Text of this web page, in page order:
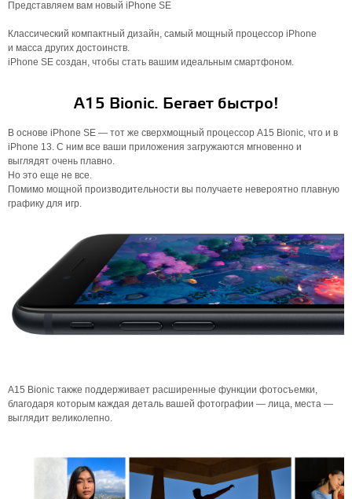
Представляем вам новый iPhone SE
Классический компактный дизайн, самый мощный процессор iPhone
и масса других достоинств.
iPhone SE создан, чтобы стать вашим идеальным смартфоном.
A15 Bionic. Бегает быстро!
В основе iPhone SE — тот же сверхмощный процессор A15 Bionic, что и в
iPhone 13. С ним все ваши приложения загружаются мгновенно и
выглядят очень плавно.
Но это еще не все.
Помимо мощной производительности вы получаете невероятно плавную
графику для игр.
A15 Bionic также поддерживает расширенные функции фотосъемки,
благодаря которым каждая деталь вашей фотографии — лица, места —
выглядит великолепно.